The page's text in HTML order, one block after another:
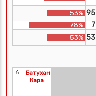
53% 95
78%
7
53% 53
6
Батухан
Кара